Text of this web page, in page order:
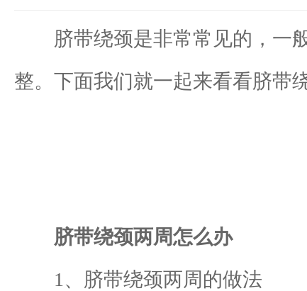
脐带绕颈是非常常见的，一般
整。下面我们就一起来看看脐带
脐带绕颈两周怎么办
1、脐带绕颈两周的做法